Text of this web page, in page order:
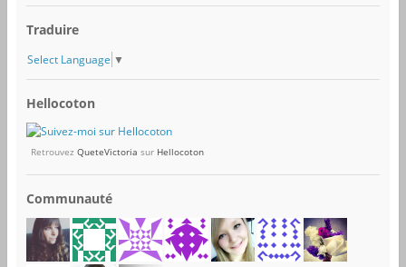
Traduire
Select Language ▼
Hellocoton
Retrouvez QueteVictoria sur Hellocoton
Communauté